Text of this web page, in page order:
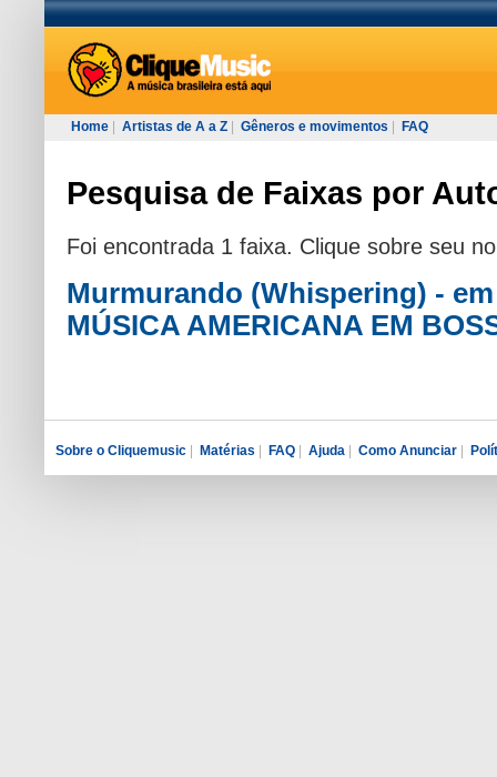
Home Artistas de A a Z Gêneros e movimentos FAQ
Pesquisa de Faixas por
Foi encontrada 1 faixa. Clique sobre seu
Murmurando (Whispering) -
MÚSICA AMERICANA EM
Sobre o Cliquemusic | Matérias | FAQ | Ajuda | Como Anunciar |